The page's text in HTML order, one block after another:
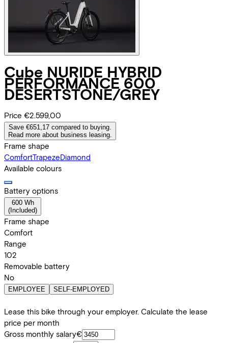
Cube NURIDE HYBRID
PERFORMANCE 600
DESERTSTONE/GREY
Price €2.599,00
Save €651,17 compared to buying.
Read more about business leasing.
Frame shape
ComfortTrapezeDiamond
Available colours
Battery options
600 Wh
( Included)
Frame shape
Comfort
Range
102
Removable battery
No
EMPLOYEE SELF-EMPLOYED
Lease this bike through your employer. Calculate the lease
price per month
Gross monthly salary€